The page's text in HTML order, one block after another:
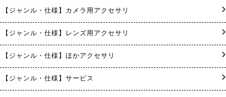
【ジャンル・仕様】カメラ用アクセサリ
【ジャンル・仕様】レンズ用アクセサリ
【ジャンル・仕様】ほかアクセサリ
【ジャンル・仕様】サービス